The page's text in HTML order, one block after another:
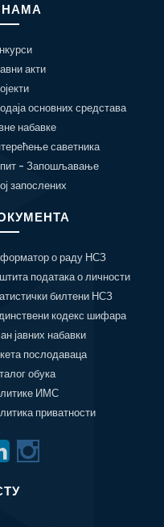
акти
основних средстава
набавке
саветника
- Запошљавање
запослених
о раду НСЗ
података о личности
билтени НСЗ
кодекс шифара
јавних набавки
послодаваца
обука
ИМС
приватности